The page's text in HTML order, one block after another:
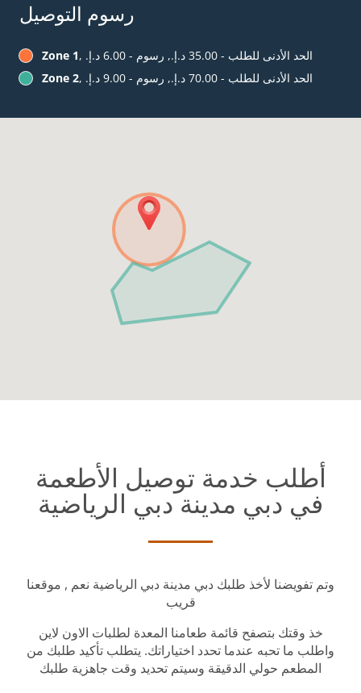
رسوم التوصيل
Zone 1
, الحد الأدنى للطلب - ‏35.00 د.إ.‏, رسوم - ‏6.00 د.إ.‏
Zone 2
, الحد الأدنى للطلب - ‏70.00 د.إ.‏, رسوم - ‏9.00 د.إ.‏
أطلب خدمة توصيل الأطعمة
في دبي مدينة دبي الرياضية
وتم تفويضنا لأخذ طلبك دبي مدينة دبي الرياضية نعم , موقعنا
قريب
خذ وقتك بتصفح قائمة طعامنا المعدة لطلبات الاون لاين
واطلب ما تحبه عندما تحدد اختياراتك. يتطلب تأكيد طلبك من
المطعم حولي الدقيقة وسيتم تحديد وقت جاهزية طلبك